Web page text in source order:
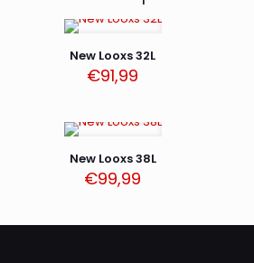
New Looxs 32L
€91,99
New Looxs 38L
€99,99